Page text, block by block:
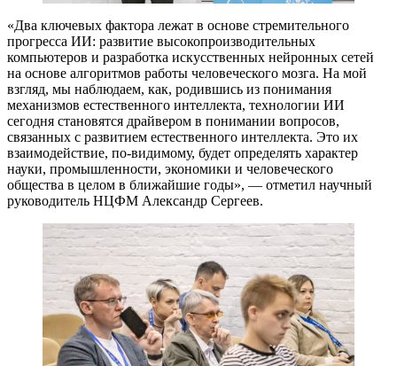
«Два ключевых фактора лежат в основе стремительного
прогресса ИИ: развитие высокопроизводительных
компьютеров и разработка искусственных нейронных сетей
на основе алгоритмов работы человеческого мозга. На мой
взгляд, мы наблюдаем, как, родившись из понимания
механизмов естественного интеллекта, технологии ИИ
сегодня становятся драйвером в понимании вопросов,
связанных с развитием естественного интеллекта. Это их
взаимодействие, по-видимому, будет определять характер
науки, промышленности, экономики и человеческого
общества в целом в ближайшие годы», — отметил научный
руководитель НЦФМ Александр Сергеев.